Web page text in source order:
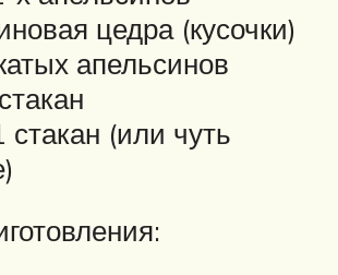
цедра (кусочки)
апельсинов
стакан (или чуть